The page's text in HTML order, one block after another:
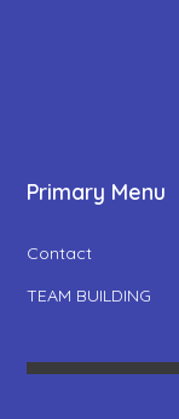
Primary Menu
Contact
TEAM BUILDING